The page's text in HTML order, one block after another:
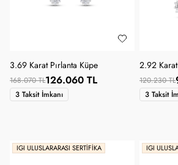
3.69 Karat Pırlanta Küpe
168.070 TL126.060 TL
3 Taksit İmkanı
2.92
120.230 TL
3 Taksit
IGI ULUSLARARASI SERTIFIKA IGI